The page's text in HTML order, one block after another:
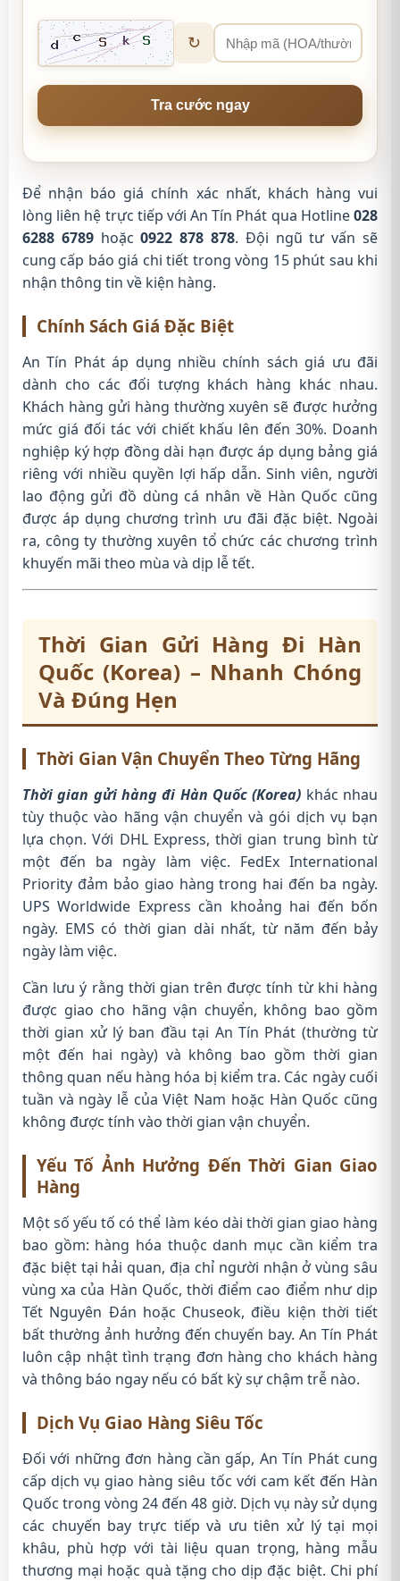
↻
Tra cước ngay
Để nhận báo giá chính xác nhất, khách hàng vui
lòng liên hệ trực tiếp với An Tín Phát qua Hotline028
6288 6789hoặc0922 878 878. Đội ngũ tư vấn sẽ
cung cấp báo giá chi tiết trong vòng 15 phút sau khi
nhận thông tin về kiện hàng.
Chính Sách Giá Đặc Biệt
An Tín Phát áp dụng nhiều chính sách giá ưu đãi
dành cho các đối tượng khách hàng khác nhau.
Khách hàng gửi hàng thường xuyên sẽ được hưởng
mức giá đối tác với chiết khấu lên đến 30%. Doanh
nghiệp ký hợp đồng dài hạn được áp dụng bảng giá
riêng với nhiều quyền lợi hấp dẫn. Sinh viên, người
lao động gửi đồ dùng cá nhân về Hàn Quốc cũng
được áp dụng chương trình ưu đãi đặc biệt. Ngoài
ra, công ty thường xuyên tổ chức các chương trình
khuyến mãi theo mùa và dịp lễ tết.
Thời Gian Gửi Hàng Đi Hàn
Quốc (Korea) – Nhanh Chóng
Và Đúng Hẹn
Thời Gian Vận Chuyển Theo Từng Hãng
Thời gian gửi hàng đi Hàn Quốc (Korea) khác nhau
tùy thuộc vào hãng vận chuyển và gói dịch vụ bạn
lựa chọn. Với DHL Express, thời gian trung bình từ
một đến ba ngày làm việc. FedEx International
Priority đảm bảo giao hàng trong hai đến ba ngày.
UPS Worldwide Express cần khoảng hai đến bốn
ngày. EMS có thời gian dài nhất, từ năm đến bảy
ngày làm việc.
Cần lưu ý rằng thời gian trên được tính từ khi hàng
được giao cho hãng vận chuyển, không bao gồm
thời gian xử lý ban đầu tại An Tín Phát (thường từ
một đến hai ngày) và không bao gồm thời gian
thông quan nếu hàng hóa bị kiểm tra. Các ngày cuối
tuần và ngày lễ của Việt Nam hoặc Hàn Quốc cũng
không được tính vào thời gian vận chuyển.
Yếu Tố Ảnh Hưởng Đến Thời Gian Giao
Hàng
Một số yếu tố có thể làm kéo dài thời gian giao hàng
bao gồm: hàng hóa thuộc danh mục cần kiểm tra
đặc biệt tại hải quan, địa chỉ người nhận ở vùng sâu
vùng xa của Hàn Quốc, thời điểm cao điểm như dịp
Tết Nguyên Đán hoặc Chuseok, điều kiện thời tiết
bất thường ảnh hưởng đến chuyến bay. An Tín Phát
luôn cập nhật tình trạng đơn hàng cho khách hàng
và thông báo ngay nếu có bất kỳ sự chậm trễ nào.
Dịch Vụ Giao Hàng Siêu Tốc
Đối với những đơn hàng cần gấp, An Tín Phát cung
cấp dịch vụ giao hàng siêu tốc với cam kết đến Hàn
Quốc trong vòng 24 đến 48 giờ. Dịch vụ này sử dụng
các chuyến bay trực tiếp và ưu tiên xử lý tại mọi
khâu, phù hợp với tài liệu quan trọng, hàng mẫu
thương mại hoặc quà tặng cho dịp đặc biệt. Chi phí